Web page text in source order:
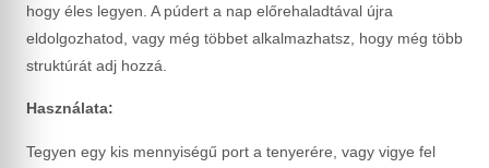
hogy éles legyen. A púdert a nap előrehaladtával újra
eldolgozhatod, vagy még többet alkalmazhatsz, hogy még több
struktúrát adj hozzá.
Használata:
Tegyen egy kis mennyiségű port a tenyerére, vagy vigye fel